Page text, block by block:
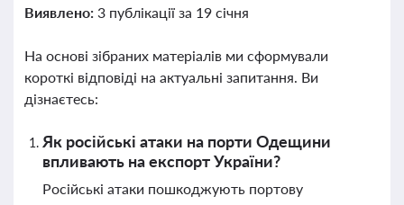
Виявлено: 3 публікації за 19 січня
На основі зібраних матеріалів ми сформували
короткі відповіді на актуальні запитання. Ви
дізнаєтесь:
Як російські атаки на порти Одещини
впливають на експорт України?
Російські атаки пошкоджують портову